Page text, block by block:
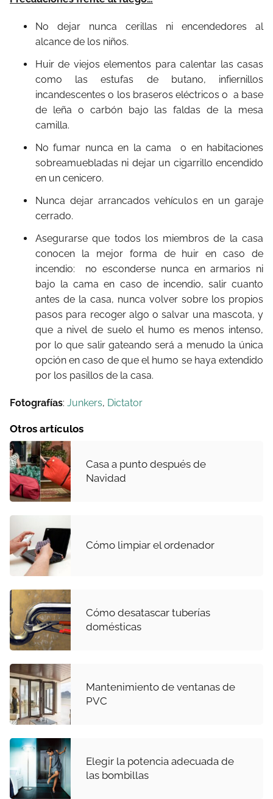
No dejar nunca cerillas ni encendedores al
alcance de los niños.
Huir de viejos elementos para calentar las casas
como las estufas de butano, infiernillos
incandescentes o los braseros eléctricos o a base
de leña o carbón bajo las faldas de la mesa
camilla.
No fumar nunca en la cama o en habitaciones
sobreamuebladas ni dejar un cigarrillo encendido
en un cenicero.
Nunca dejar arrancados vehículos en un garaje
cerrado.
Asegurarse que todos los miembros de la casa
conocen la mejor forma de huir en caso de
incendio: no esconderse nunca en armarios ni
bajo la cama en caso de incendio, salir cuanto
antes de la casa, nunca volver sobre los propios
pasos para recoger algo o salvar una mascota, y
que a nivel de suelo el humo es menos intenso,
por lo que salir gateando será a menudo la única
opción en caso de que el humo se haya extendido
por los pasillos de la casa.
Fotografías: Junkers, Dictator
Otros artículos
Casa a punto después de
Navidad
Cómo limpiar el ordenador
Cómo desatascar tuberías
domésticas
Mantenimiento de ventanas de
PVC
Elegir la potencia adecuada de
las bombillas